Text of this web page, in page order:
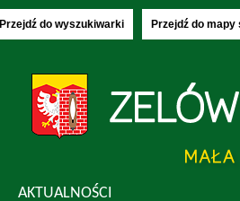
Przejdź do wyszukiwarki Przejdź do mapy
AKTUALNOŚCI